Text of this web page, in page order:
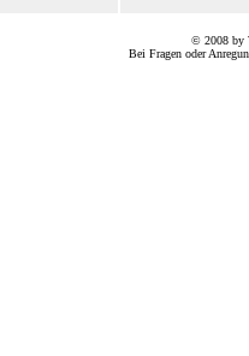
© 2008 by
Bei Fragen oder